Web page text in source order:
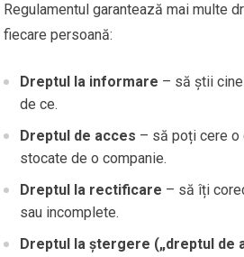
Regulamentul garantează mai multe
fiecare persoană:
Dreptul la informare – să știi
de ce.
Dreptul de acces – să poți cere o
stocate de o companie.
Dreptul la rectificare – să îți
sau incomplete.
Dreptul la ștergere („dreptul de